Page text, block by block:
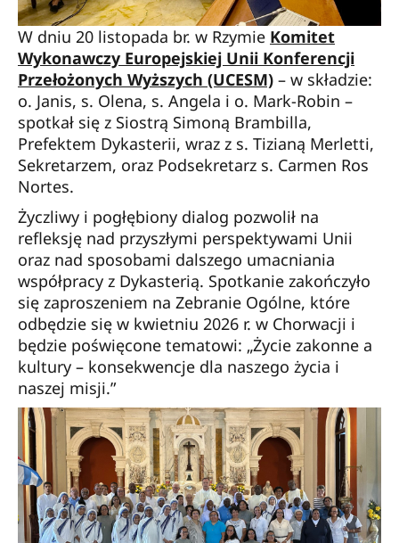
W dniu 20 listopada br. w Rzymie Komitet
Wykonawczy Europejskiej Unii Konferencji
Przełożonych Wyższych (UCESM) – w składzie:
o. Janis, s. Olena, s. Angela i o. Mark-Robin –
spotkał się z Siostrą Simoną Brambilla,
Prefektem Dykasterii, wraz z s. Tizianą Merletti,
Sekretarzem, oraz Podsekretarz s. Carmen Ros
Nortes.
Życzliwy i pogłębiony dialog pozwolił na
refleksję nad przyszłymi perspektywami Unii
oraz nad sposobami dalszego umacniania
współpracy z Dykasterią. Spotkanie zakończyło
się zaproszeniem na Zebranie Ogólne, które
odbędzie się w kwietniu 2026 r. w Chorwacji i
będzie poświęcone tematowi: „Życie zakonne a
kultury – konsekwencje dla naszego życia i
naszej misji.”